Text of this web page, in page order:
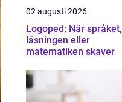
02 augusti 2026
Logoped: När språket,
läsningen eller
matematiken skaver